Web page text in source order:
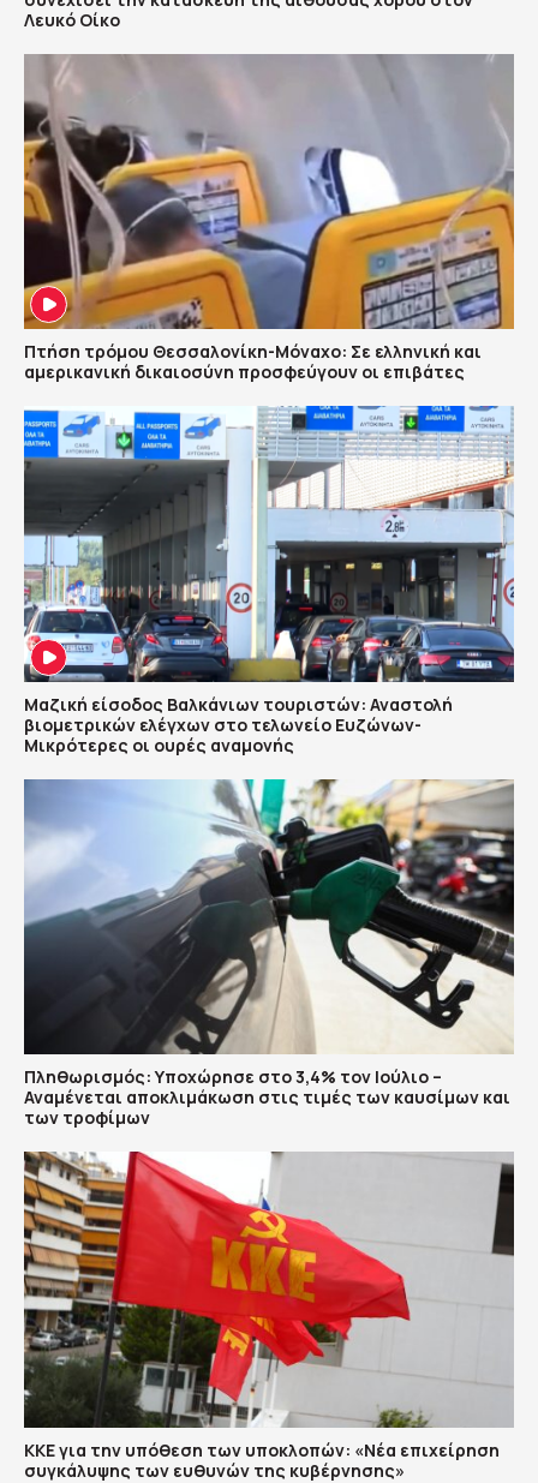
Λευκό Οίκο
Πτήση τρόμου Θεσσαλονίκη-Μόναχο: Σε ελληνική και
αμερικανική δικαιοσύνη προσφεύγουν οι επιβάτες
Μαζική είσοδος Βαλκάνιων τουριστών: Αναστολή
βιομετρικών ελέγχων στο τελωνείο Ευζώνων-
Μικρότερες οι ουρές αναμονής
Πληθωρισμός: Υποχώρησε στο 3,4% τον Ιούλιο –
Αναμένεται αποκλιμάκωση στις τιμές των καυσίμων και
των τροφίμων
ΚΚΕ για την υπόθεση των υποκλοπών: «Νέα επιχείρηση
συγκάλυψης των ευθυνών της κυβέρνησης»